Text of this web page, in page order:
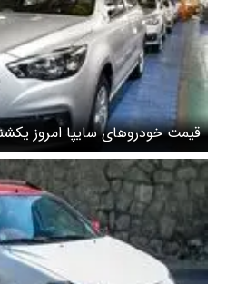
قیمت شاهین امروز چند؟ + جدول